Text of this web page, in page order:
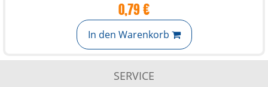
0,79 €
In den Warenkorb
SERVICE